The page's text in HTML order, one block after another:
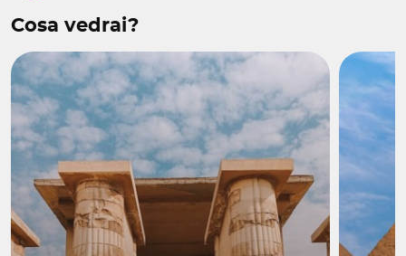
Tutti i trasferimenti con assistenza e guida egittologa
4 pernottamenti al Cairo Tolip Hotels 5* (Tolip Garden,
Tolip El Narges o similare) oppure al Royal Citadel 5* (con
supplemento) con trattamento di mezza pensione
2 pranzi in ristoranti locali
Visite, escursioni ed ingressi come da programma con
guida locale parlante italiano
Cosa non include?
Voli internazionali
Visto d’ingresso in Egitto 30,00 euro per persona
Cosa vedrai?